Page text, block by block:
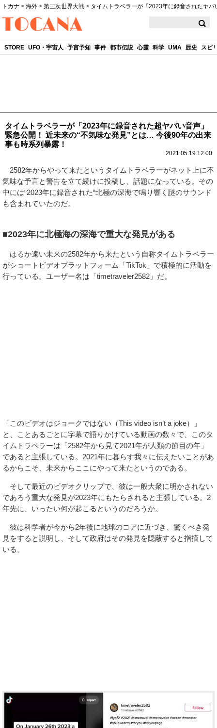
トカナ > 海外 > 第三次世界大戦 > タイムトラベラーが「2023年に録音されたヤバ
STORE UFO・宇宙人 予言予知 事件 都市伝説 心霊 科学 UMA 歴史 スピ
タイムトラベラーが「2023年に録音された超ヤバい音声」
緊急公開！ 近未来の“不気味な発見”とは… 今後90年の出来
事も時系列暴露！
2021.05.19 12:00
2582年からやって来たというタイムトラベラーがネット上に不
気味な予言と警告を立て続けに投稿し、話題になっている。その
中には“2023年に録音された“北極の深海で鳴り響く謎のサウンド
も含まれていたのだ。
■2023年に北極海の深海で重大な発見がある
はるか遠い未来の2582年から来たという自称タイムトラベラー
がショートビデオプラットフォーム「TikTok」で積極的に活動を
行っている。ユーザー名は「timetraveler2582」だ。
「このビデオはジョークではない（This video isn’t a joke）」
と、ことあるごとに字幕で語りかけている動画の数々で、このタ
イムトラベラーは「2582年から見て2021年が人類の節目の年」
であると主張している。2021年に暮らす我々に伝えたいことがあ
るからこそ、未来からここにやって来たというのである。
そして最近のビデオクリップで、彼は一般大衆に明かされない
であろう重大な発見が2023年にもたらされると主張している。2
年先に、いったい何が起こるというのだろうか。
彼は科学者が今から2年後に地球のコアに近づき、驚くべき発
見をすると説明し、そして政府はその発見を隠蔽すると指摘して
いる。